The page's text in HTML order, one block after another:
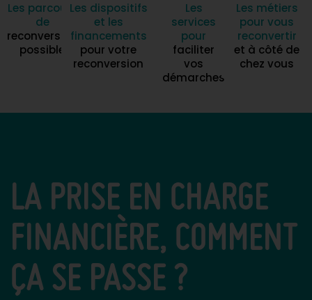
Les parcours
de
reconversion
possible
Les dispositifs
et les
financements
pour votre
reconversion
Les
services
pour
faciliter
vos
démarches
Les métiers
pour vous
reconvertir
et à côté de
chez vous
LA PRISE EN CHARGE
FINANCIÈRE, COMMENT
ÇA SE PASSE ?